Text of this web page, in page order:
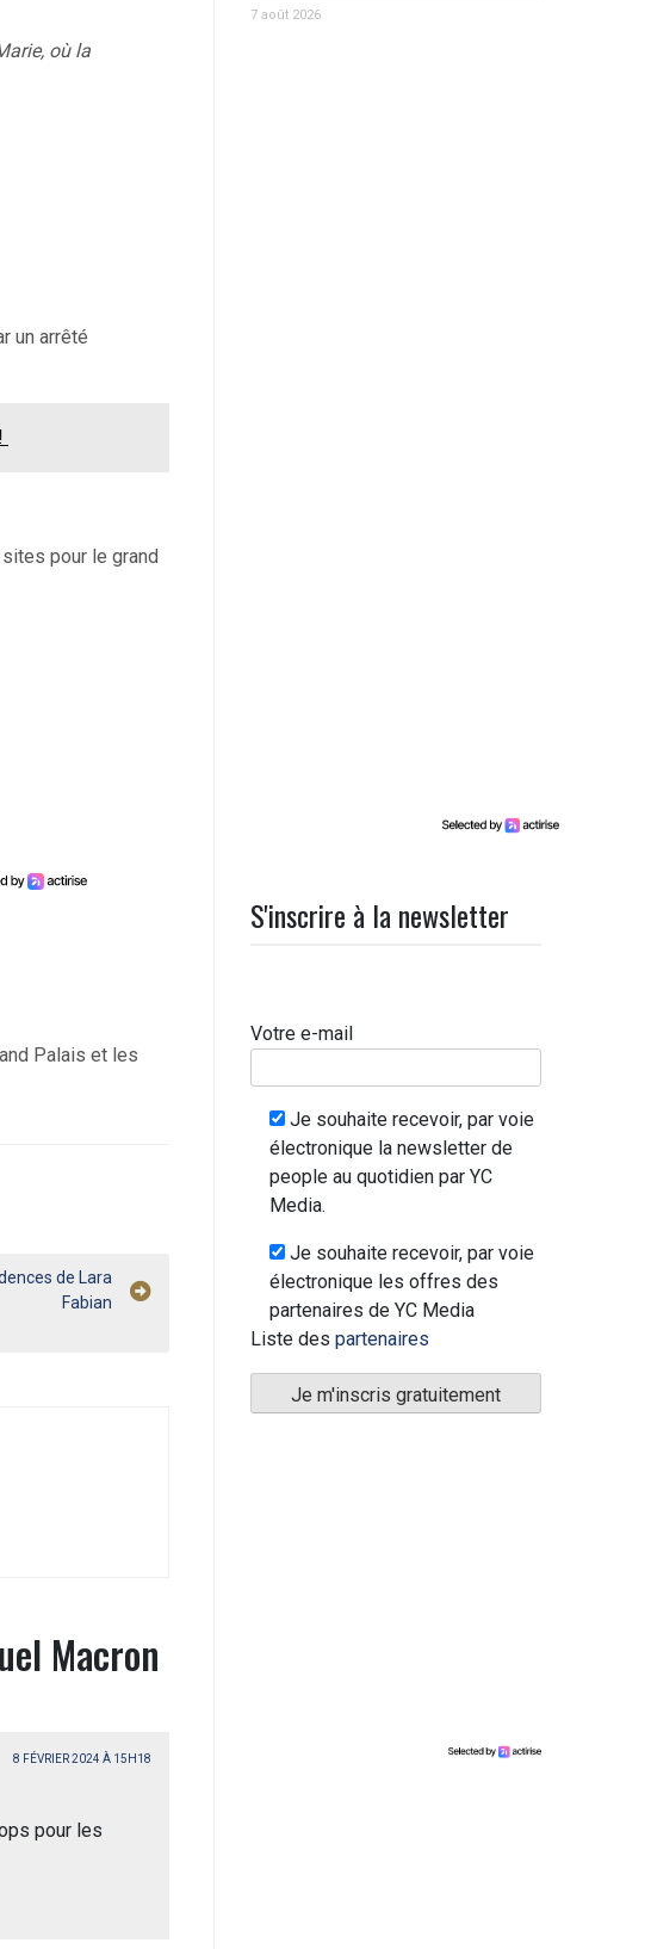
où la
un arrêté
pour le grand
Palais et les
de Lara
Fabian
Macron
8 FÉVRIER 2024 À 15H18
pour les
7 août 2026
S'inscrire à la newsletter
Votre e-mail
Je souhaite recevoir, par voie
électronique la newsletter de
people au quotidien par YC
Media.
Je souhaite recevoir, par voie
électronique les offres des
partenaires de YC Media
Liste des partenaires